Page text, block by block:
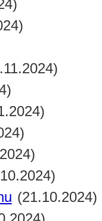
(21.10.2024)